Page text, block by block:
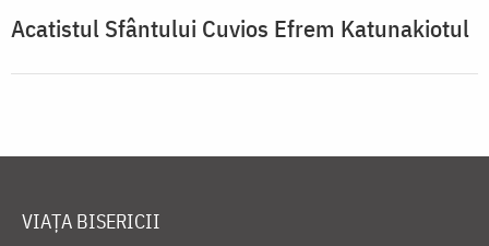
Acatistul Sfântului Cuvios Efrem Katunakiotul
VIAȚA BISERICII